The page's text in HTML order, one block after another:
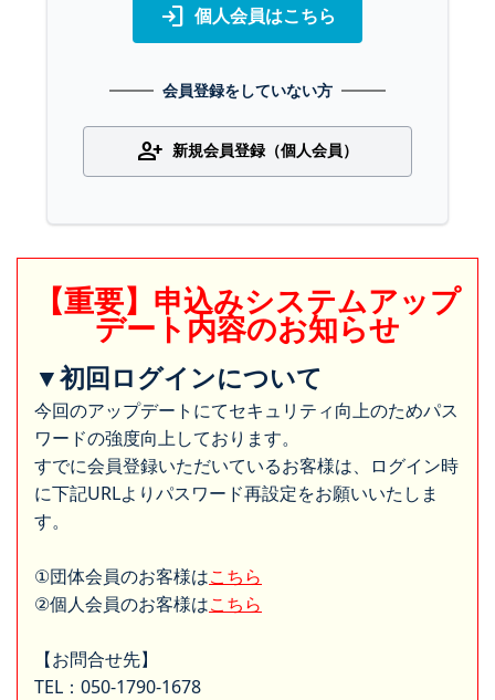
login 個人会員はこちら
会員登録をしていない方
person_add 新規会員登録（個人会員）
【重要】申込みシステムアップ
デート内容のお知らせ
▼初回ログインについて
今回のアップデートにてセキュリティ向上のためパス
ワードの強度向上しております。
すでに会員登録いただいているお客様は、ログイン時
に下記URLよりパスワード再設定をお願いいたしま
す。
①団体会員のお客様はこちら
②個人会員のお客様はこちら
【お問合せ先】
TEL：050-1790-1678